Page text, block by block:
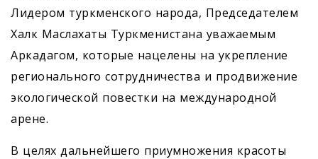
Лидером туркменского народа, Председателем
Халк Маслахаты Туркменистана уважаемым
Аркадагом, которые нацелены на укрепление
регионального сотрудничества и продвижение
экологической повестки на международной
арене.
В целях дальнейшего приумножения красоты